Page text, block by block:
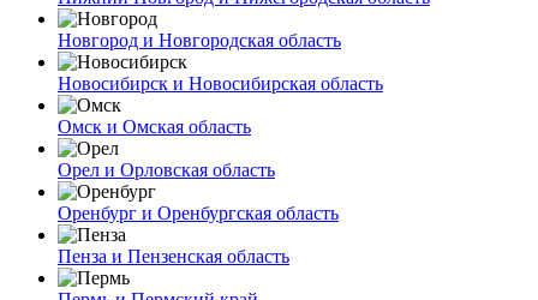
Новгород и Новгородская область
Новосибирск и Новосибирская область
Омск и Омская область
Орел и Орловская область
Оренбург и Оренбургская область
Пенза и Пензенская область